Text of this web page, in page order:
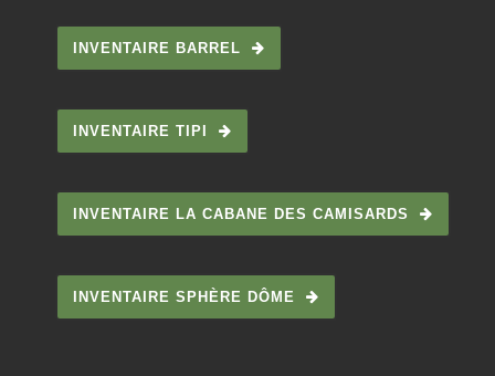
INVENTAIRE BARREL
INVENTAIRE TIPI
INVENTAIRE LA CABANE DES CAMISARDS
INVENTAIRE SPHÈRE DÔME